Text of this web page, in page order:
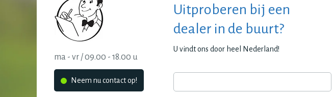
ma - vr / 09.00 - 18.00 u
Neem nu contact op!
Uitproberen bij een
dealer in de buurt?
U vindt ons door heel Nederland!